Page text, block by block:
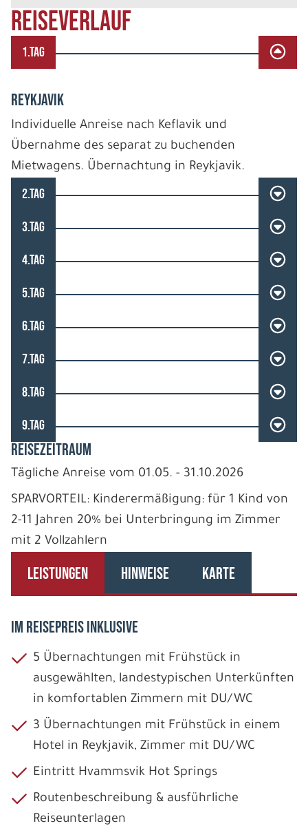
REISEVERLAUF
1.TAG
REYKJAVIK
Individuelle Anreise nach Keflavik und
Übernahme des separat zu buchenden
Mietwagens. Übernachtung in Reykjavik.
2.TAG
3.TAG
4.TAG
5.TAG
6.TAG
7.TAG
8.TAG
9.TAG
REISEZEITRAUM
Tägliche Anreise vom 01.05. - 31.10.2026
SPARVORTEIL: Kinderermäßigung: für 1 Kind von
2-11 Jahren 20% bei Unterbringung im Zimmer
mit 2 Vollzahlern
LEISTUNGEN HINWEISE KARTE
IM REISEPREIS INKLUSIVE
5 Übernachtungen mit Frühstück in
ausgewählten, landestypischen Unterkünften
in komfortablen Zimmern mit DU/WC
3 Übernachtungen mit Frühstück in einem
Hotel in Reykjavik, Zimmer mit DU/WC
Eintritt Hvammsvik Hot Springs
Routenbeschreibung & ausführliche
Reiseunterlagen